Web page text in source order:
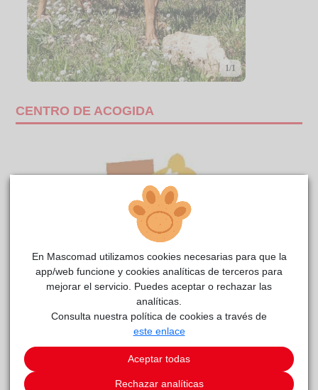
1/1
CENTRO DE ACOGIDA
FIRULAIS JUMILLA
COMENTARIOS
En Mascomad utilizamos cookies necesarias para que la
app/web funcione y cookies analíticas de terceros para
mejorar el servicio. Puedes aceptar o rechazar las
analíticas.
Consulta nuestra política de cookies a través de
este enlace
Aceptar todas
Rechazar analíticas